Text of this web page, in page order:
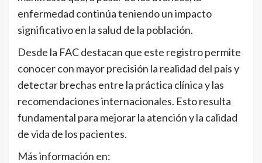
enfermedad continúa teniendo un impacto
significativo en la salud de la población.
Desde la FAC destacan que este registro permite
conocer con mayor precisión la realidad del país y
detectar brechas entre la práctica clínica y las
recomendaciones internacionales. Esto resulta
fundamental para mejorar la atención y la calidad
de vida de los pacientes.
Más información en: